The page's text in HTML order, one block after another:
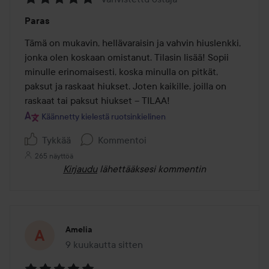
5
/
5
Paras
Tämä on mukavin, hellävaraisin ja vahvin hiuslenkki,
jonka olen koskaan omistanut. Tilasin lisää! Sopii
minulle erinomaisesti, koska minulla on pitkät,
paksut ja raskaat hiukset. Joten kaikille, joilla on
raskaat tai paksut hiukset – TILAA!
Käännetty kielestä ruotsinkielinen
Tykkää Kommentoi
265 näyttöä
Kirjaudu lähettääksesi kommentin
Amelia
9 kuukautta sitten
Viesti luotiin 9 kuukautta sitten